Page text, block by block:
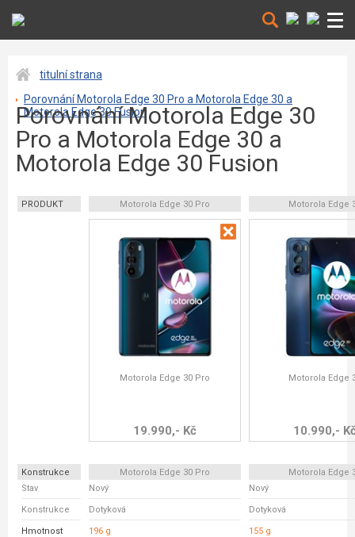
titulní strana
Porovnání Motorola Edge 30 Pro a Motorola Edge 30 a
Motorola Edge 30 Fusion
Porovnání Motorola Edge 30
Pro a Motorola Edge 30 a
Motorola Edge 30 Fusion
PRODUKT Motorola Edge 30 Pro Motorola Edge
Motorola Edge 30 Pro
19.990,- Kč
Motorola Edge
10.990,-
Konstrukce Motorola Edge 30 Pro
Motorola Edge
Stav
Nový Nový
Konstrukce Dotyková Dotyková
Hmotnost 196 g 155 g